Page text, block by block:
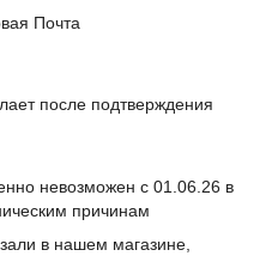
Почта
после подтверждения
невозможен с 01.06.26 в
причинам
в нашем магазине,